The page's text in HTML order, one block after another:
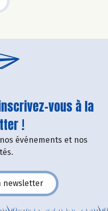
vous à la
!
événements et nos
newsletter